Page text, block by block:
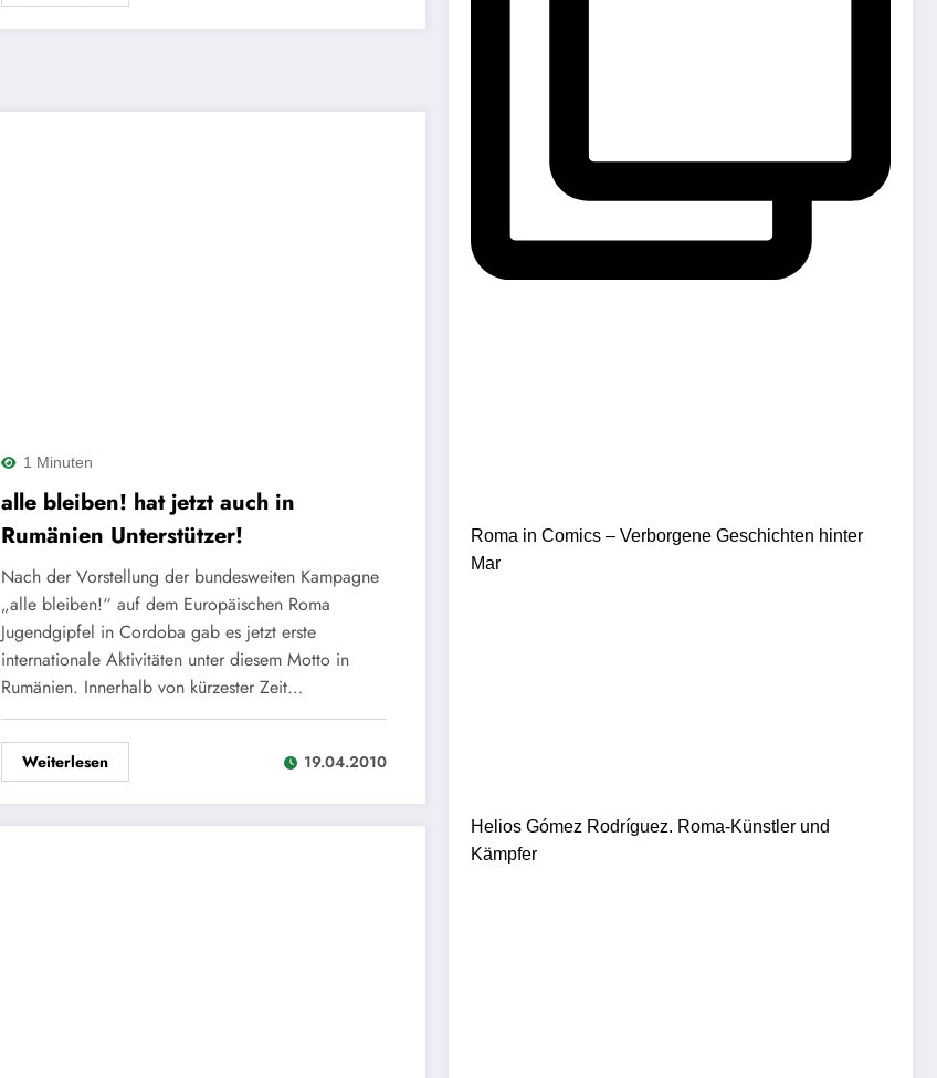
1 Minuten
alle bleiben! hat jetzt auch in
Rumänien Unterstützer!
Nach der Vorstellung der bundesweiten Kampagne
„alle bleiben!“ auf dem Europäischen Roma
Jugendgipfel in Cordoba gab es jetzt erste
internationale Aktivitäten unter diesem Motto in
Rumänien. Innerhalb von kürzester Zeit…
Weiterlesen 19.04.2010
Roma in Comics – Verborgene Geschichten hinter
Mar
Helios Gómez Rodríguez. Roma-Künstler und
Kämpfer